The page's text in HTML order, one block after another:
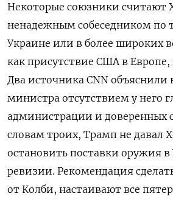
Некоторые союзники считают
ненадежным собеседником по
Украине или в более широких
как присутствие США в
Два источника CNN
министра отсутствием у него
администрации и доверенных
словам троих, Трамп не давал
остановить поставки оружия
ревизии. Рекомендация
от Колби, настаивают все